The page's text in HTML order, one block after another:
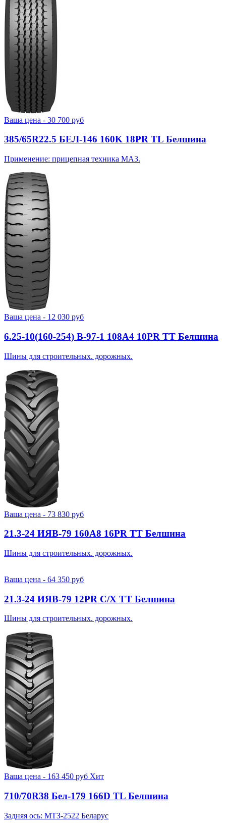
Ваша цена - 30 700 руб
385/65R22.5 БЕЛ-146 160K 18PR TL Белшина
Применение: прицепная техника МАЗ.
Ваша цена - 12 030 руб
6.25-10(160-254) В-97-1 108A4 10PR TT Белшина
Шины для строительных. дорожных.
Ваша цена - 73 830 руб
21.3-24 ИЯВ-79 160A8 16PR TT Белшина
Шины для строительных. дорожных.
Ваша цена - 64 350 руб
21.3-24 ИЯВ-79 12PR С/Х TT Белшина
Шины для строительных. дорожных.
Ваша цена - 163 450 руб Хит
710/70R38 Бел-179 166D TL Белшина
Задняя ось: МТЗ-2522 Беларус